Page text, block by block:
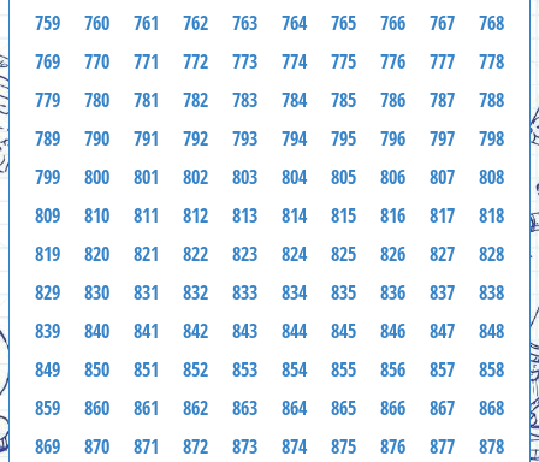
759
760 761 762 763 764 765 766 767
768
769
770 771 772 773 774 775 776 777
778
779
780 781 782 783 784 785 786 787
788
789
790 791 792 793 794 795 796 797
798
799
800 801 802 803 804 805 806 807
808
809
810 811 812 813 814 815 816 817
818
819
820 821 822 823 824 825 826 827
828
829
830 831 832 833 834 835 836 837
838
839
840 841 842 843 844 845 846 847
848
849
850 851 852 853 854 855 856 857
858
859
860 861 862 863 864 865 866 867
868
869
870 871 872 873 874 875 876 877
878